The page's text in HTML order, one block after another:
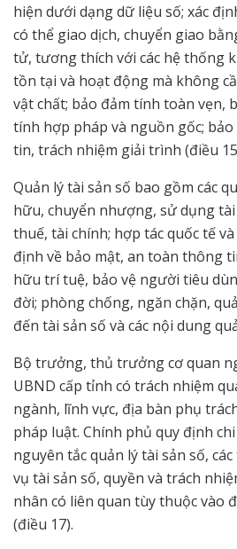
hiện dưới dạng dữ liệu số; xác
có thể giao dịch, chuyển giao
tử, tương thích với các hệ thống
tồn tại và hoạt động mà không
vật chất; bảo đảm tính toàn vẹn,
tính hợp pháp và nguồn gốc;
tin, trách nhiệm giải trình (điều
Quản lý tài sản số bao gồm các
hữu, chuyển nhượng, sử dụng
thuế, tài chính; hợp tác quốc tế
định về bảo mật, an toàn thông
hữu trí tuệ, bảo vệ người tiêu
đời; phòng chống, ngăn chặn,
đến tài sản số và các nội dung
Bộ trưởng, thủ trưởng cơ quan
UBND cấp tỉnh có trách nhiệm
ngành, lĩnh vực, địa bàn phụ
pháp luật. Chính phủ quy định
nguyên tắc quản lý tài sản số,
vụ tài sản số, quyền và trách
nhân có liên quan tùy thuộc vào
(điều 17).